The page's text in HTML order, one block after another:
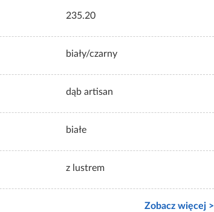
235.20
biały/czarny
dąb artisan
białe
z lustrem
Zobacz więcej >